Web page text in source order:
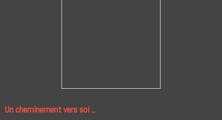
Un cheminement vers soi ...